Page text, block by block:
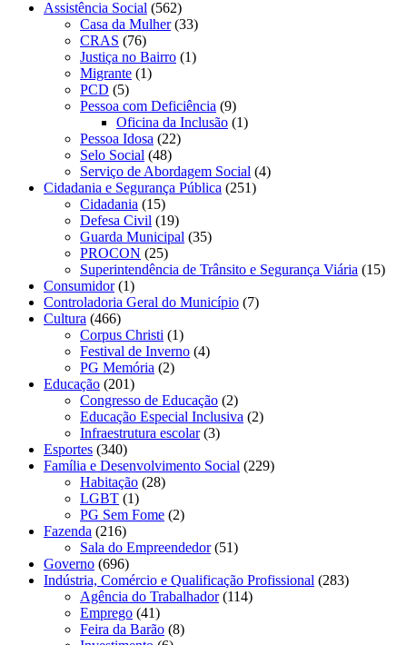
Assistência Social (562)
Casa da Mulher(33)
CRAS (76)
Justiça no Bairro (1)
Migrante (1)
PCD (5)
Pessoa com Deficiência (9)
Oficina da Inclusão (1)
Pessoa Idosa (22)
Selo Social (48)
Serviço de Abordagem Social (4)
Cidadania e Segurança Pública (251)
Cidadania (15)
Defesa Civil (19)
Guarda Municipal (35)
PROCON (25)
Superintendência de Trânsito e Segurança Viária (15)
Consumidor(1)
Controladoria Geral do Município (7)
Cultura (466)
Corpus Christi (1)
Festival de Inverno (4)
PG Memória (2)
Educação (201)
Congresso de Educação (2)
Educação Especial Inclusiva (2)
Infraestrutura escolar(3)
Esportes (340)
Família e Desenvolvimento Social (229)
Habitação (28)
LGBT (1)
PG Sem Fome (2)
Fazenda (216)
Sala do Empreendedor(51)
Governo (696)
Indústria, Comércio e Qualificação Profissional (283)
Agência do Trabalhador(114)
Emprego (41)
Feira da Barão (8)